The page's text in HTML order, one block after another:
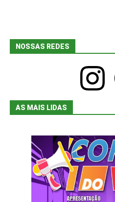
NOSSAS REDES
instagram
AS MAIS LIDAS